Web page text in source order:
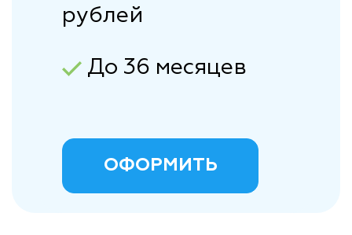
рублей
До 36 месяцев
ОФОРМИТЬ